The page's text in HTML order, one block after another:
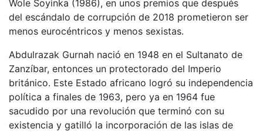
Wole Soyinka (1986), en unos premios que después
del escándalo de corrupción de 2018 prometieron ser
menos eurocéntricos y menos sexistas.
Abdulrazak Gurnah nació en 1948 en el Sultanato de
Zanzíbar, entonces un protectorado del Imperio
británico. Este Estado africano logró su independencia
política a finales de 1963, pero ya en 1964 fue
sacudido por una revolución que terminó con su
existencia y gatilló la incorporación de las islas de